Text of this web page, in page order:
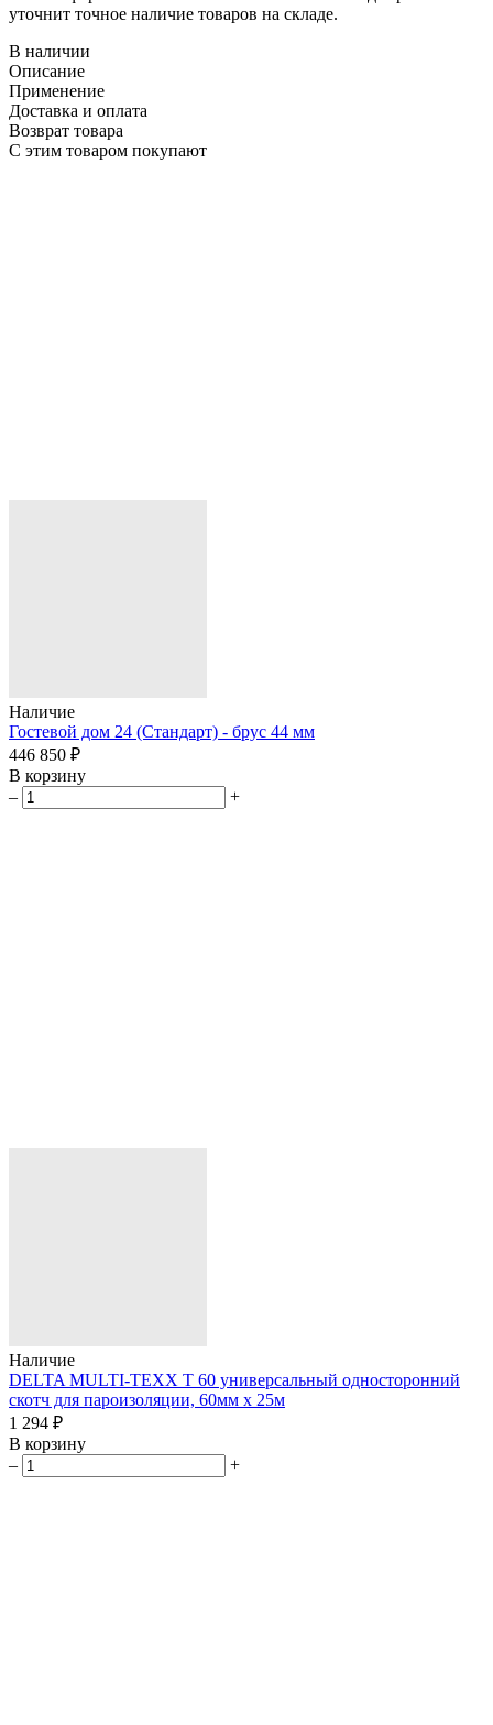
уточнит точное наличие товаров на складе.
В наличии
Описание
Применение
Доставка и оплата
Возврат товара
С этим товаром покупают
Наличие
Гостевой дом 24 (Стандарт) - брус 44 мм
446 850 ₽
В корзину
–
+
Наличие
DELTA MULTI-TEXX T 60 универсальный односторонний
скотч для пароизоляции, 60мм х 25м
1 294 ₽
В корзину
–
+